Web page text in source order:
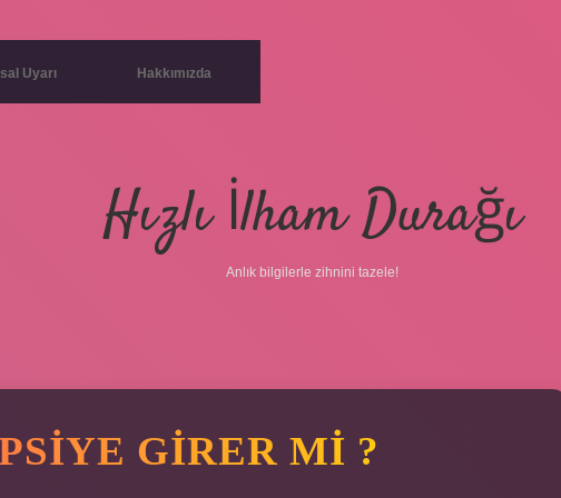
Uyarı Hakkımızda
Hızlı İlham Durağı
Anlık bilgilerle zihnini tazele!
GIRER MI ?